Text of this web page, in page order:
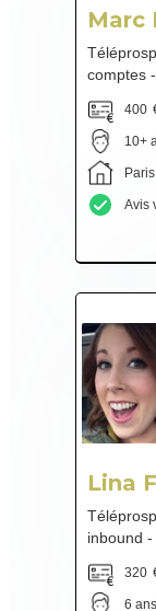
Marc
comptes
400
10+
Avis
Lina
inbound
320
6 ans